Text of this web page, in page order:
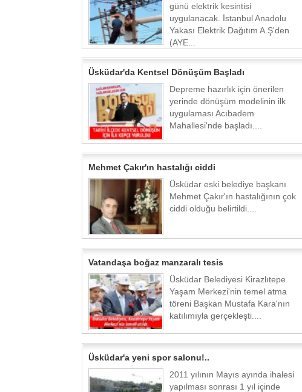
günü elektrik kesintisi
uygulanacak. İstanbul Anadolu
Yakası Elektrik Dağıtım A.Ş'den
(AYE...
Üsküdar'da Kentsel Dönüşüm Başladı
Depreme hazırlık için önerilen
yerinde dönüşüm modelinin ilk
uygulaması Acıbadem
Mahallesi'nde başladı....
Mehmet Çakır'ın hastalığı ciddi
Üsküdar eski belediye başkanı
Mehmet Çakır'ın hastalığının çok
ciddi olduğu belirtildi....
Vatandaşa boğaz manzaralı tesis
Üsküdar Belediyesi Kirazlıtepe
Yaşam Merkezi'nin temel atma
töreni Başkan Mustafa Kara'nın
katılımıyla gerçekleşti....
Üsküdar'a yeni spor salonu!..
2011 yılının Mayıs ayında ihalesi
yapılması sonrası 1 yıl içinde